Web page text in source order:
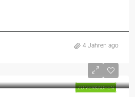
4 Jahren ago
ZU VERKAUFEN